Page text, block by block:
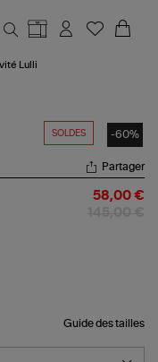
Lulli
SOLDES -60%
Partager
58,00 €
Guide des tailles